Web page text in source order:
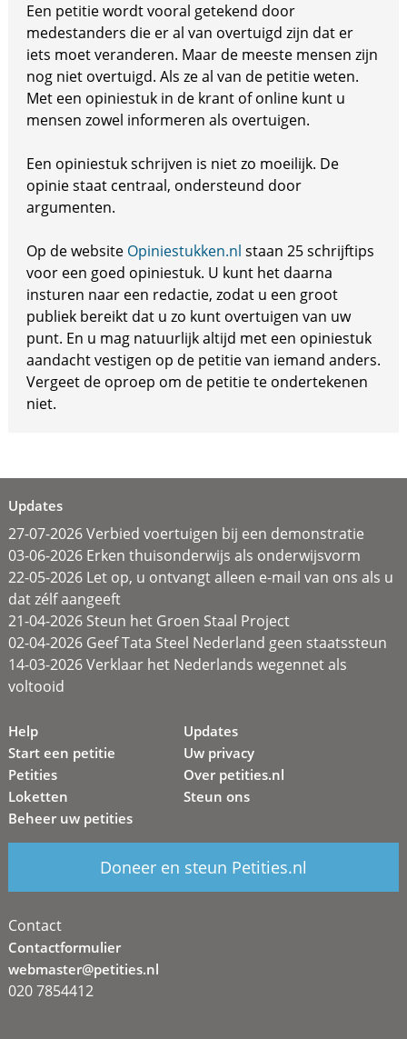
Een petitie wordt vooral getekend door
medestanders die er al van overtuigd zijn dat er
iets moet veranderen. Maar de meeste mensen zijn
nog niet overtuigd. Als ze al van de petitie weten.
Met een opiniestuk in de krant of online kunt u
mensen zowel informeren als overtuigen.
Een opiniestuk schrijven is niet zo moeilijk. De
opinie staat centraal, ondersteund door
argumenten.
Op de website Opiniestukken.nl staan 25 schrijftips
voor een goed opiniestuk. U kunt het daarna
insturen naar een redactie, zodat u een groot
publiek bereikt dat u zo kunt overtuigen van uw
punt. En u mag natuurlijk altijd met een opiniestuk
aandacht vestigen op de petitie van iemand anders.
Vergeet de oproep om de petitie te ondertekenen
niet.
Updates
27-07-2026 Verbied voertuigen bij een demonstratie
03-06-2026 Erken thuisonderwijs als onderwijsvorm
22-05-2026 Let op, u ontvangt alleen e-mail van ons als u
dat zélf aangeeft
21-04-2026 Steun het Groen Staal Project
02-04-2026 Geef Tata Steel Nederland geen staatssteun
14-03-2026 Verklaar het Nederlands wegennet als
voltooid
Help
Start een petitie
Petities
Loketten
Beheer uw petities
Updates
Uw privacy
Over petities.nl
Steun ons
Doneer en steun Petities.nl
Contact
Contactformulier
webmaster@petities.nl
020 7854412